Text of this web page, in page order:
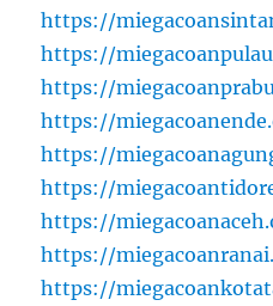
https://
https://
https://
https://
https://
https://
https://
https://
https://